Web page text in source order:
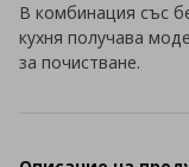
В комбинация със
кухня получава
за почистване.